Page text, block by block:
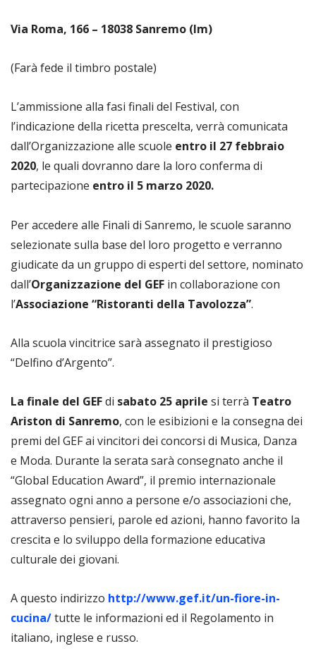
Via Roma, 166 – 18038 Sanremo (Im)
(Farà fede il timbro postale)
L’ammissione alla fasi finali del Festival, con
l’indicazione della ricetta prescelta, verrà comunicata
dall’Organizzazione alle scuole entro il 27 febbraio
2020, le quali dovranno dare la loro conferma di
partecipazione entro il 5 marzo 2020.
Per accedere alle Finali di Sanremo, le scuole saranno
selezionate sulla base del loro progetto e verranno
giudicate da un gruppo di esperti del settore, nominato
dall’Organizzazione del GEF in collaborazione con
l’Associazione “Ristoranti della Tavolozza”.
Alla scuola vincitrice sarà assegnato il prestigioso
“Delfino d’Argento”.
La finale del GEFdi sabato 25 aprile si terrà Teatro
Ariston di Sanremo, con le esibizioni e la consegna dei
premi del GEF ai vincitori dei concorsi di Musica, Danza
e Moda. Durante la serata sarà consegnato anche il
“Global Education Award”, il premio internazionale
assegnato ogni anno a persone e/o associazioni che,
attraverso pensieri, parole ed azioni, hanno favorito la
crescita e lo sviluppo della formazione educativa
culturale dei giovani.
A questo indirizzo http://www.gef.it/un-fiore-in-
cucina/tutte le informazioni ed il Regolamento in
italiano, inglese e russo.